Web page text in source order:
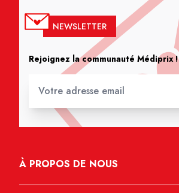
NEWSLETTER
Rejoignez la communauté Médiprix !
À PROPOS DE NOUS